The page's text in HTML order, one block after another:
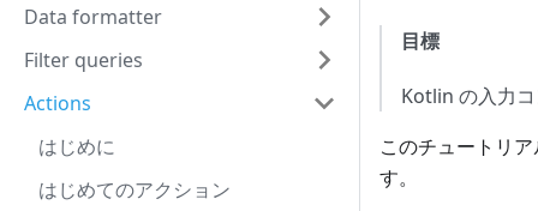
Data formatter
Filter queries
Actions
はじめに
はじめてのアクション
目標
Kotlin の入力コ
このチュートリ
す。